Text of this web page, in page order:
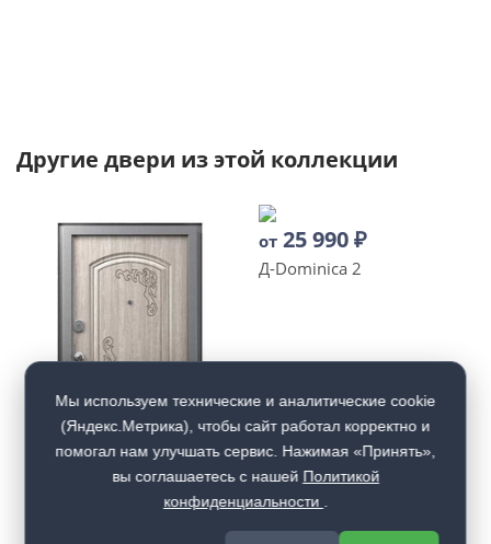
Другие двери из этой коллекции
от 25 990₽
Д-Dominica 2
Мы используем технические и аналитические cookie
(Яндекс.Метрика), чтобы сайт работал корректно и
помогал нам улучшать сервис. Нажимая «Принять»,
вы соглашаетесь с нашей Политикой
конфиденциальности